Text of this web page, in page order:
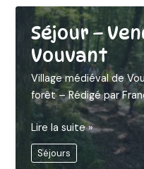
3
Mervent
Séjour –
Vouvant
Village médiéval de
forêt – Rédigé par
Séjour
–
Vendée
Lire la suite »
Séjours